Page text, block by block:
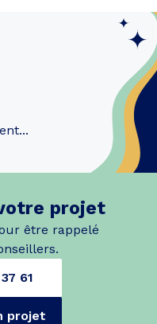
projet
être rappelé
61
projet